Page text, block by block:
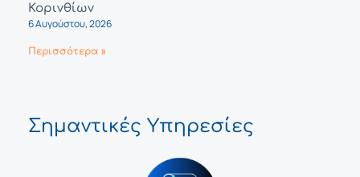
Κορινθίων
6 Αυγούστου, 2026
Περισσότερα »
Σημαντικές Υπηρεσίες